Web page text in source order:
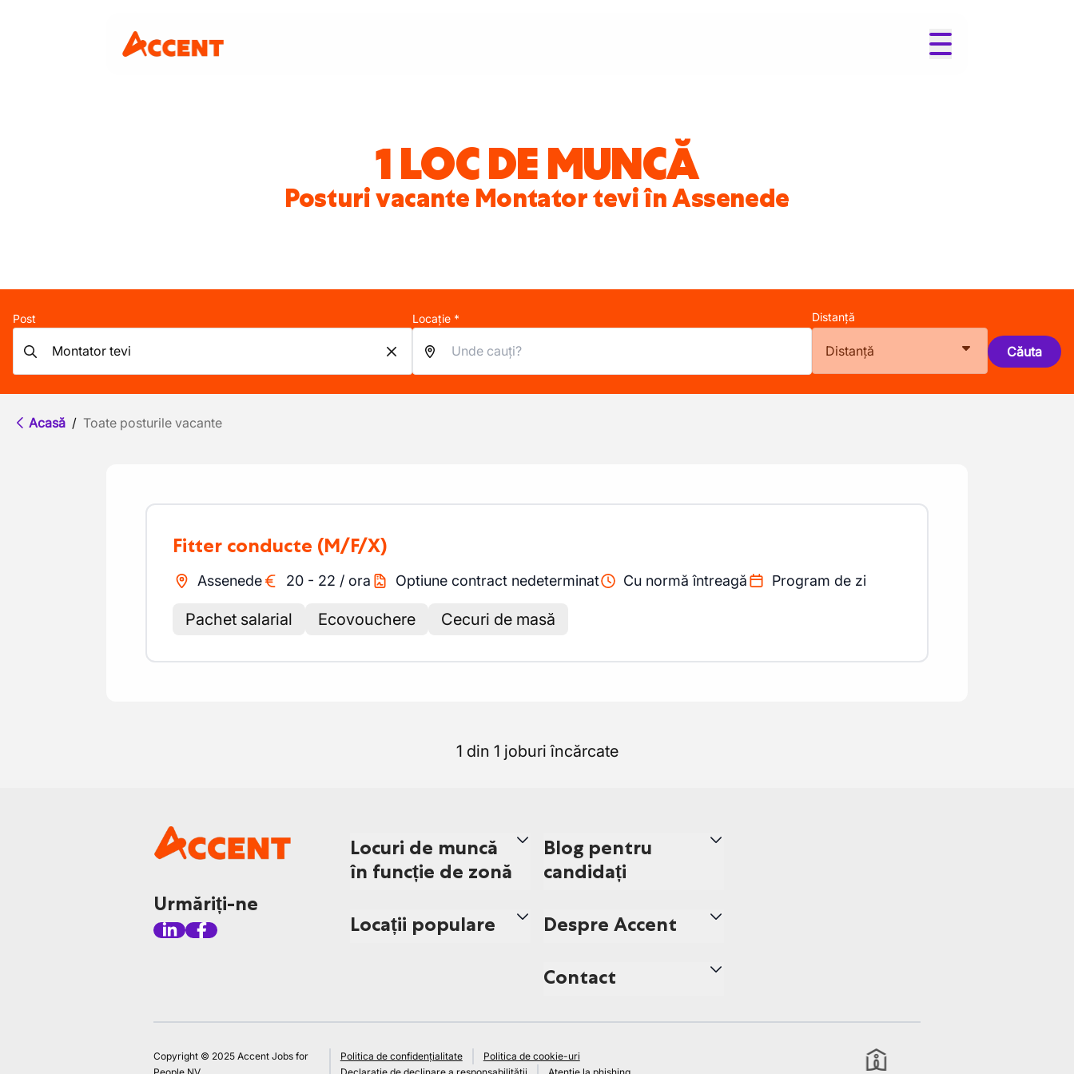
1 LOC DE MUNCĂ
Posturi vacante Montator tevi în Assenede
Post Locație * Distanță
Distanță Căuta
Acasă / Toate posturile vacante
Fitter conducte (M/F/X)
Assenede 20 - 22 / ora Optiune contract nedeterminat Cu normă întreagă Program de zi
Pachet salarial Ecovouchere Cecuri de masă
1 din 1 joburi încărcate
Urmăriți-ne
Locuri de muncă
în funcție de zonă
Locații populare
Blog pentru
candidați
Despre Accent
Contact
Copyright © 2025 Accent Jobs for
Politica de confidențialitate
Politica de cookie-uri